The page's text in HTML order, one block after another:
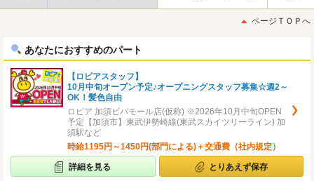
後
ページＴＯＰへ
あなたにおすすめのパート
【ロピアスタッフ】
10月中旬オープン予定♪オープニングスタッフ募集☆週2～
OK！髪色自由
ロピア 加須ビバモール店(仮称) ※2026年10月中旬OPEN
予定【加須市】東武伊勢崎線(東武スカイツリーライン) 加
須駅など
時給1195円～1450円(部門による)＋交通費（社内規定）
詳細を見る とりあえず保存